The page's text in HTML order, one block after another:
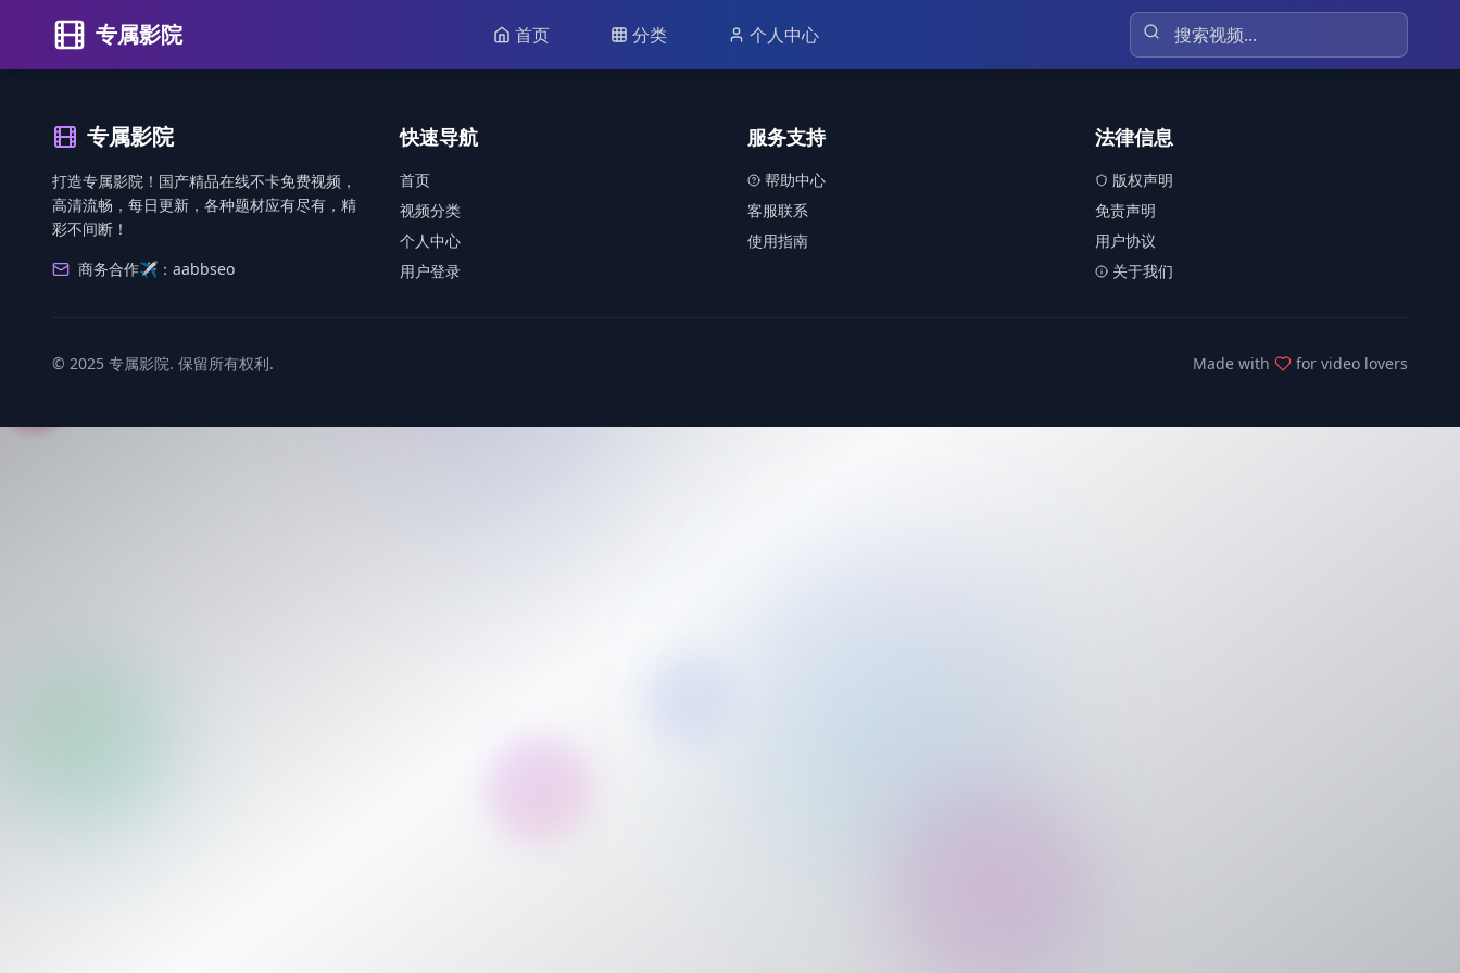
专属影院 首页 分类 个人中心
专属影院
打造专属影院！国产精品在线不卡免费视频，
高清流畅，每日更新，各种题材应有尽有，精
彩不间断！
商务合作✈️：aabbseo
快速导航
首页
视频分类
个人中心
用户登录
服务支持
帮助中心
客服联系
使用指南
法律信息
版权声明
免责声明
用户协议
关于我们
© 2025 专属影院. 保留所有权利. Made with for video lovers